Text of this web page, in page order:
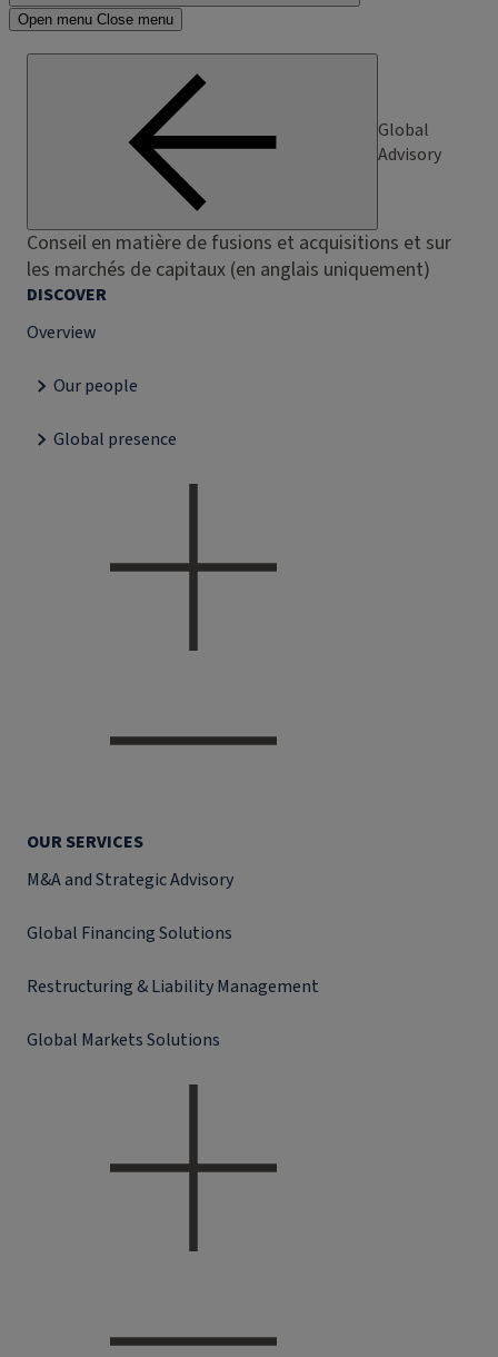
Open menu Close menu
Global
Advisory
Conseil en matière de fusions et acquisitions et sur
les marchés de capitaux (en anglais uniquement)
DISCOVER
Overview
Our people
Global presence
OUR SERVICES
M&A and Strategic Advisory
Global Financing Solutions
Restructuring & Liability Management
Global Markets Solutions